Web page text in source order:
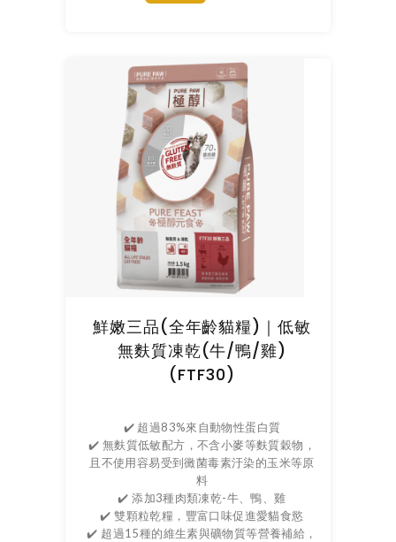
鮮嫩三品(全年齡貓糧)｜低敏
無麩質凍乾(牛/鴨/雞)
(FTF30)
✔️ 超過83%來自動物性蛋白質
✔️ 無麩質低敏配方，不含小麥等麩質穀物，
且不使用容易受到黴菌毒素汙染的玉米等原
料
✔️ 添加3種肉類凍乾-牛、鴨、雞
✔️ 雙顆粒乾糧，豐富口味促進愛貓食慾
✔️ 超過15種的維生素與礦物質等營養補給，